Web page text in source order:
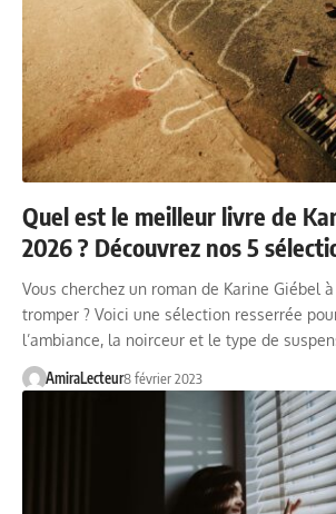
Quel est le meilleur livre de
2026 ? Découvrez nos 5
Vous cherchez un roman de Karine Giébel
tromper ? Voici une sélection resserrée
l’ambiance, la noirceur et le type de
AmiraLecteur8 février 2023